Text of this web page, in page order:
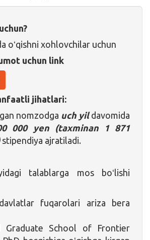
oʻqishni xohlovchilar uchun
uchun link
jihatlari:
nomzodga uch yildavomida
000 yen (taxminan 1 871
stipendiya ajratiladi.
talablarga mos boʻlishi
fuqarolari ariza bera
Graduate School of Frontier